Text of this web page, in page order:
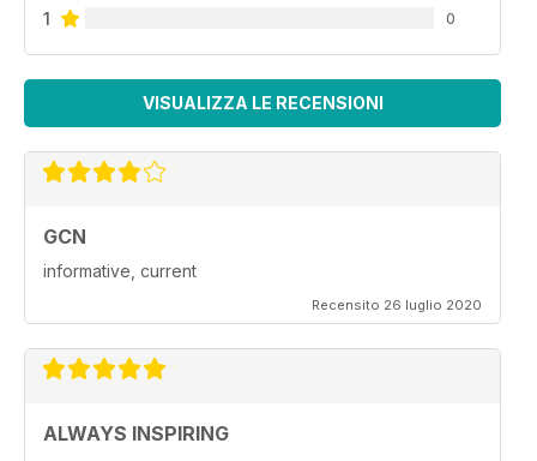
1 0
VISUALIZZA LE RECENSIONI
GCN
informative, current
Recensito 26 luglio 2020
ALWAYS INSPIRING